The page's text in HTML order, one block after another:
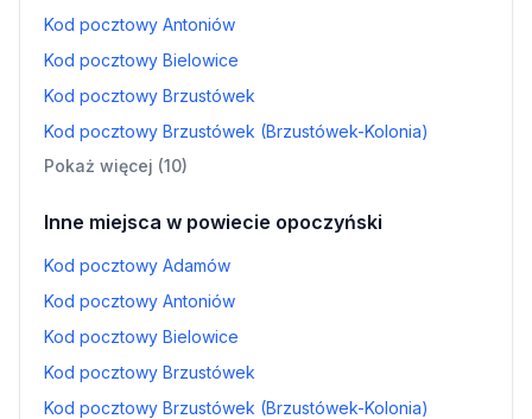
Kod pocztowy Antoniów
Kod pocztowy Bielowice
Kod pocztowy Brzustówek
Kod pocztowy Brzustówek (Brzustówek-Kolonia)
Pokaż więcej (10)
Inne miejsca w powiecie opoczyński
Kod pocztowy Adamów
Kod pocztowy Antoniów
Kod pocztowy Bielowice
Kod pocztowy Brzustówek
Kod pocztowy Brzustówek (Brzustówek-Kolonia)